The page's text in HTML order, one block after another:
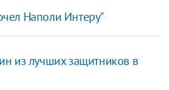
Наполи Интеру"
из лучших защитников в